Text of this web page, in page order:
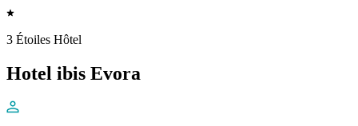
3 Étoiles Hôtel
Hotel ibis Evora